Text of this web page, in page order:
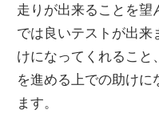
走りが出来ることを望
では良いテストが出来
けになってくれること
を進める上での助けに
ます。